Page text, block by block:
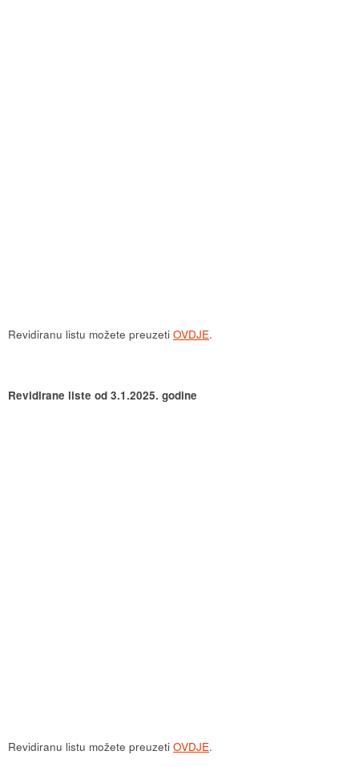
Revidiranu listu možete preuzeti OVDJE.
Revidirane liste od 3.1.2025. godine
Revidiranu listu možete preuzeti OVDJE.